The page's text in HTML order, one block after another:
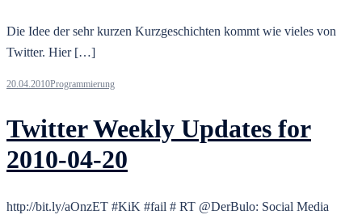
Die Idee der sehr kurzen Kurzgeschichten kommt wie vieles von
Twitter. Hier […]
20.04.2010Programmierung
Twitter Weekly Updates for
2010-04-20
http://bit.ly/aOnzET #KiK #fail # RT @DerBulo: Social Media